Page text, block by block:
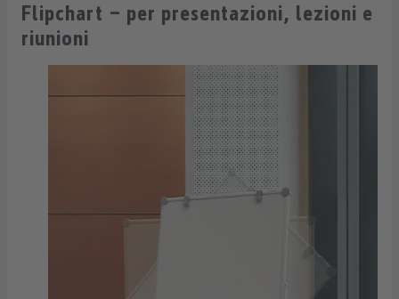
Flipchart – per presentazioni, lezioni e
riunioni